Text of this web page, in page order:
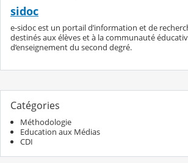
sidoc
e-sidoc est un portail d’information et de
destinés aux élèves et à la communauté
d’enseignement du second degré.
Catégories
Méthodologie
Education aux Médias
CDI